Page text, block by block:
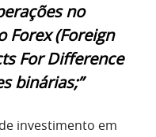
no
Forex (Foreign
For Difference
binárias;”
investimento em